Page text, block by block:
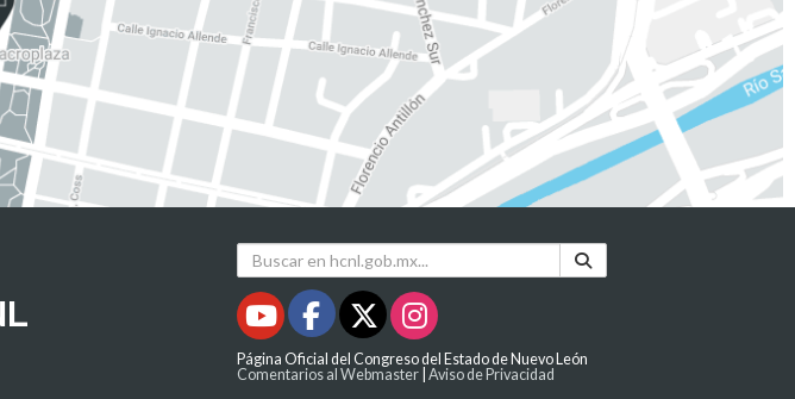
Página Oficial del Congreso del Estado de Nuevo León
Comentarios al Webmaster |Aviso de Privacidad